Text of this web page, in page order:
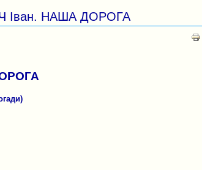
Іван. НАША ДОРОГА